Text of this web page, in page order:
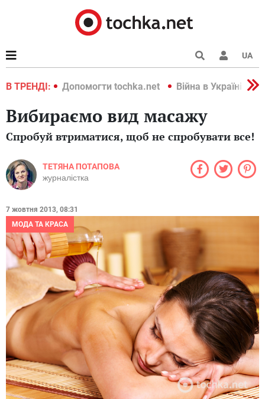
UA
В ТРЕНДІ:
2022 Допомогти tochka.net Війна в Україні 2022
Вибираємо вид масажу
Спробуй втриматися, щоб не спробувати все!
ТЕТЯНА ПОТАПОВА
журналістка
7 жовтня 2013, 08:31
МОДА ТА КРАСА